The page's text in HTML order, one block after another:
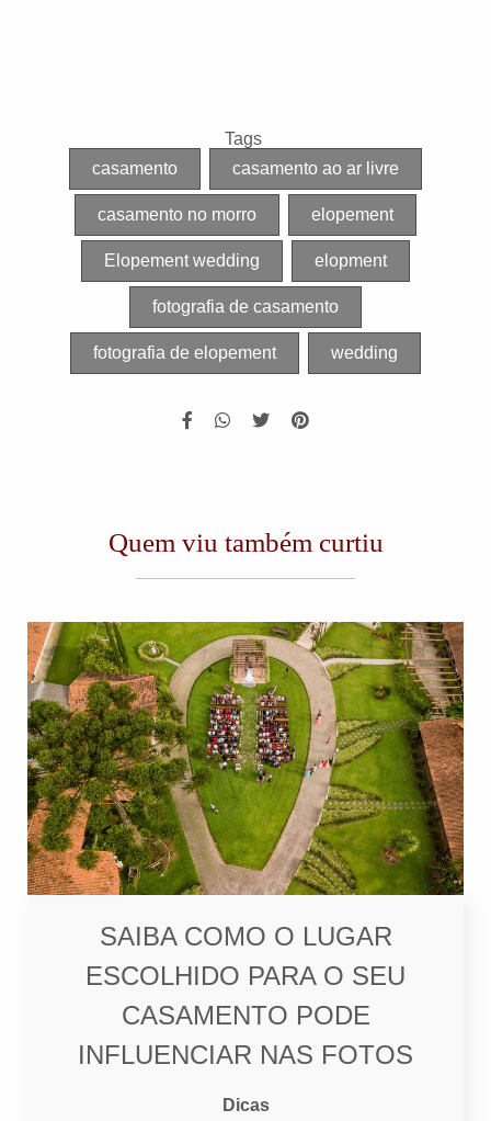
Tags
casamento
casamento ao ar livre
casamento no morro elopement
Elopement wedding elopment
fotografia de casamento
fotografia de elopement wedding
Quem viu também curtiu
SAIBA COMO O LUGAR
ESCOLHIDO PARA O SEU
CASAMENTO PODE
INFLUENCIAR NAS FOTOS
Dicas